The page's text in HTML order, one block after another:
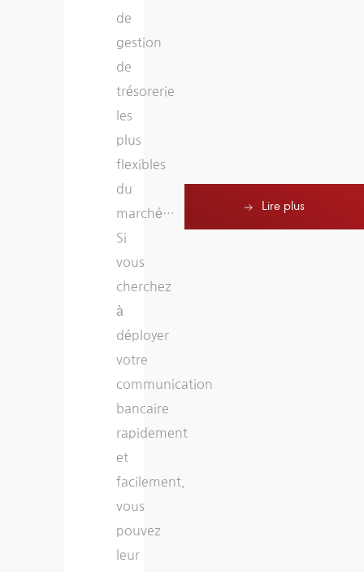
solution
pour
chacun
de
nos
défis.”
Lire plus
de
gestion
de
trésorerie
les
plus
flexibles
du
marché…
Si
vous
cherchez
à
déployer
votre
communication
bancaire
rapidement
et
facilement,
vous
pouvez
leur
nouveaux
impératifs
sans
faire
appel
à
notre
DSI
ni
à
l’éditeur »